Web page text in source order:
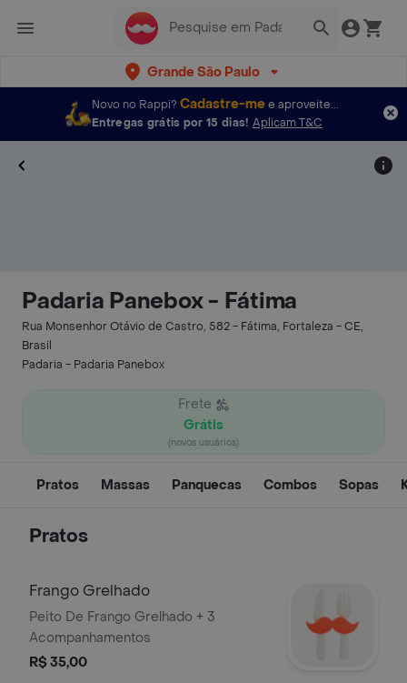
Grande São Paulo
Novo no Rappi? Cadastre-mee aproveite...
Entregas grátis por 15 dias! Aplicam T&C
Padaria Panebox - Fátima
Rua Monsenhor Otávio de Castro, 582 - Fátima, Fortaleza - CE,
Brasil
Padaria - Padaria Panebox
Frete
Grátis
(novos usuários)
Pratos Massas Panquecas Combos Sopas
Pratos
Frango Grelhado
Peito De Frango Grelhado + 3
Acompanhamentos
R$ 35,00